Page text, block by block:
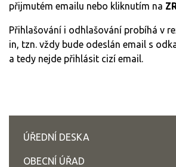
přijmutém emailu nebo kliknutím na
Přihlašování i odhlašování probíhá v
in, tzn. vždy bude odeslán email s
a tedy nejde přihlásit cizí email.
ÚŘEDNÍ DESKA
OBECNÍ ÚŘAD